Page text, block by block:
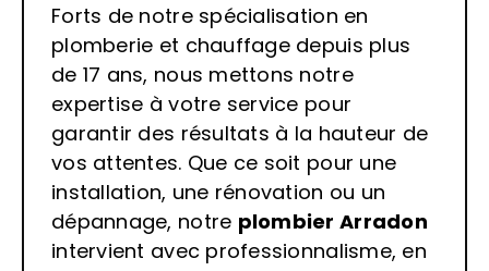
Forts de notre spécialisation en
plomberie et chauffage depuis plus
de 17 ans, nous mettons notre
expertise à votre service pour
garantir des résultats à la hauteur de
vos attentes. Que ce soit pour une
installation, une rénovation ou un
dépannage, notre plombier Arradon
intervient avec professionnalisme, en